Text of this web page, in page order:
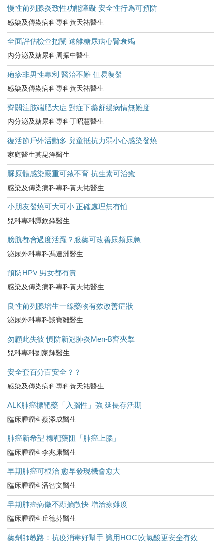
慢性前列腺炎致性功能障礙 安全性行為可預防
感染及傳染病科專科黃天祐醫生
全面評估檢查把關 遠離糖尿病心腎衰竭
內分泌及糖尿科周振中醫生
疱疹非男性專利 醫治不難 但易復發
感染及傳染病科專科黃天祐醫生
齊關注肢端肥大症 對症下藥舒緩病情無難度
內分泌及糖尿科專科丁昭慧醫生
復活節戶外活動多 兒童抵抗力弱小心感染發燒
家庭醫生莫昆洋醫生
脲原體感染嚴重可致不育 抗生素可治癒
感染及傳染病科專科黃天祐醫生
小朋友發燒可大可小 正確處理無有怕
兒科專科譚欽粦醫生
膀胱都會過度活躍？服藥可改善尿頻尿急
泌尿外科專科馮達洲醫生
預防HPV 男女都有責
感染及傳染病科專科黃天祐醫生
良性前列腺增生一線藥物有效改善症狀
泌尿外科專科談寶雛醫生
勿顧此失彼 慎防新冠肺炎Men-B齊夾擊
兒科專科劉家輝醫生
安全套百分百安全？？
感染及傳染病科專科黃天祐醫生
ALK肺癌標靶藥「入腦性」強 延長存活期
臨床腫瘤科蔡添成醫生
肺癌新希望 標靶藥阻「肺癌上腦」
臨床腫瘤科李兆康醫生
早期肺癌可根治 愈早發現機會愈大
臨床腫瘤科潘智文醫生
早期肺癌病徵不顯擴散快 增治療難度
臨床腫瘤科丘德芬醫生
藥劑師教路：抗疫消毒好幫手 識用HOCl次氯酸更安全有效